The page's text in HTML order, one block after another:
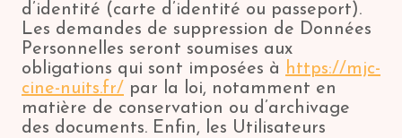
d’identité (carte d’identité ou passeport).
Les demandes de suppression de Données
Personnelles seront soumises aux
obligations qui sont imposées à https://mjc-
cine-nuits.fr/ par la loi, notamment en
matière de conservation ou d’archivage
des documents. Enfin, les Utilisateurs